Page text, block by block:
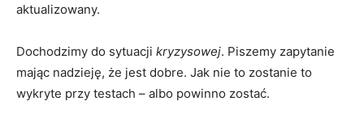
aktualizowany.
Dochodzimy do sytuacji kryzysowej. Piszemy zapytanie
mając nadzieję, że jest dobre. Jak nie to zostanie to
wykryte przy testach – albo powinno zostać.